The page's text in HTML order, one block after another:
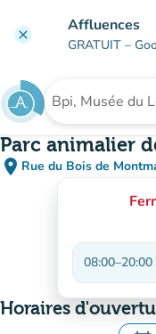
clear Affluences
GRATUIT –
Rechercher un
Parc animalier
place Rue du Bois de
08:00–20:00
Horaires